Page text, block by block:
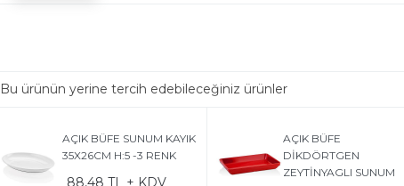
Bu ürünün yerine tercih edebileceğiniz ürünler
AÇIK BÜFE SUNUM KAYIK
35X26CM H:5 -3 RENK
88,48 TL + KDV
AÇIK BÜFE
DİKDÖRTGEN
ZEYTİNYAGLI SUNUM